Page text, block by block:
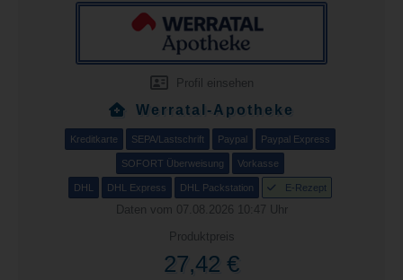
Profil einsehen
Werratal-Apotheke
Kreditkarte SEPA/Lastschrift Paypal Paypal Express
SOFORT Überweisung Vorkasse
DHL DHL Express DHL Packstation E-Rezept
Daten vom 07.08.2026 10:47 Uhr
Produktpreis
27,42 €